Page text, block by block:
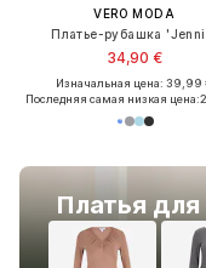
VERO MODA
Платье-рубашка
34,90 €
Изначальная цена: 39,99
Последняя самая низкая цена:
Платья